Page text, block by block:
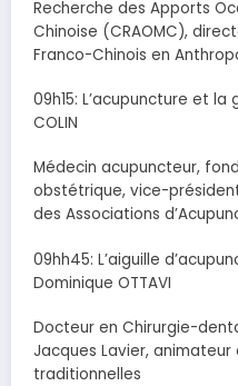
Recherche des Apports
Chinoise (CRAOMC),
Franco-Chinois en
09h15: L’acupuncture et la
COLIN
Médecin acupuncteur,
obstétrique, vice-
des Associations
09hh45: L’aiguille
Dominique OTTAVI
Docteur en Chirurgie-
Jacques Lavier, animateur
traditionnelles